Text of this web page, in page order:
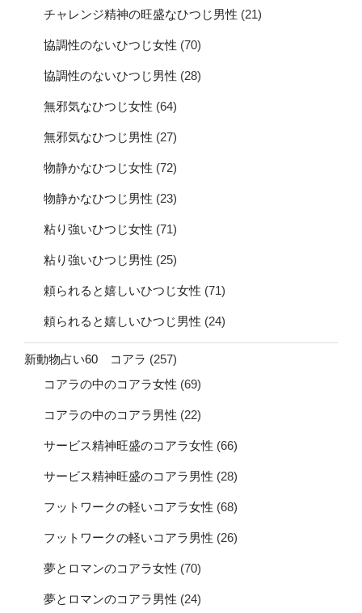
チャレンジ精神の旺盛なひつじ男性 (21)
協調性のないひつじ女性 (70)
協調性のないひつじ男性 (28)
無邪気なひつじ女性 (64)
無邪気なひつじ男性 (27)
物静かなひつじ女性 (72)
物静かなひつじ男性 (23)
粘り強いひつじ女性 (71)
粘り強いひつじ男性 (25)
頼られると嬉しいひつじ女性 (71)
頼られると嬉しいひつじ男性 (24)
新動物占い60 コアラ (257)
コアラの中のコアラ女性 (69)
コアラの中のコアラ男性 (22)
サービス精神旺盛のコアラ女性 (66)
サービス精神旺盛のコアラ男性 (28)
フットワークの軽いコアラ女性 (68)
フットワークの軽いコアラ男性 (26)
夢とロマンのコアラ女性 (70)
夢とロマンのコアラ男性 (24)